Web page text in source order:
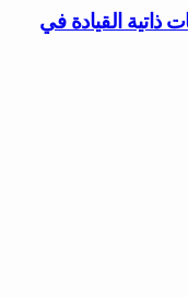
ذاتية القيادة في